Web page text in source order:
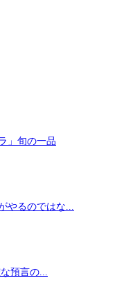
」旬の一品
るのではな...
預言の...